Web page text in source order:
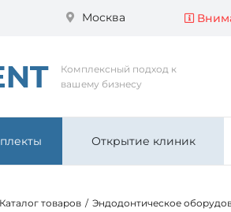
Москва
Комплексный подход к
вашему бизнесу
Открытие клиник
Каталог товаров / Эндодонтическое